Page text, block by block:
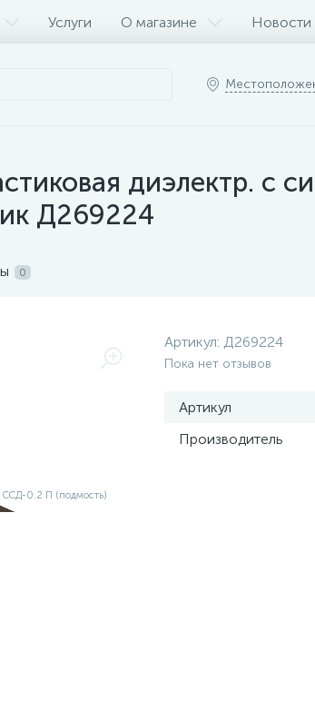
Услуги О магазине Новости
диэлектр.
Д269224
0
Артикул: Д269224
Пока нет отзывов
Артикул
Производитель